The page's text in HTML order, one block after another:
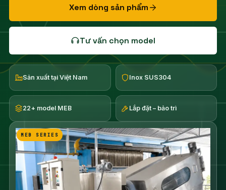
Xem dòng sản phẩm
Tư vấn chọn model
Sản xuất tại Việt Nam Inox SUS304
22+ model MEB Lắp đặt – bảo trì
MEB SERIES